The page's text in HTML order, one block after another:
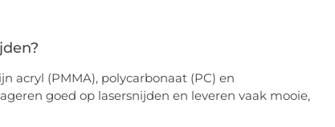
acryl (PMMA), polycarbonaat (PC) en
goed op lasersnijden en leveren vaak mooie,